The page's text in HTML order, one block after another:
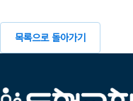
목록으로 돌아가기